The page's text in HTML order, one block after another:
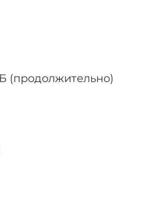
(продолжительно)